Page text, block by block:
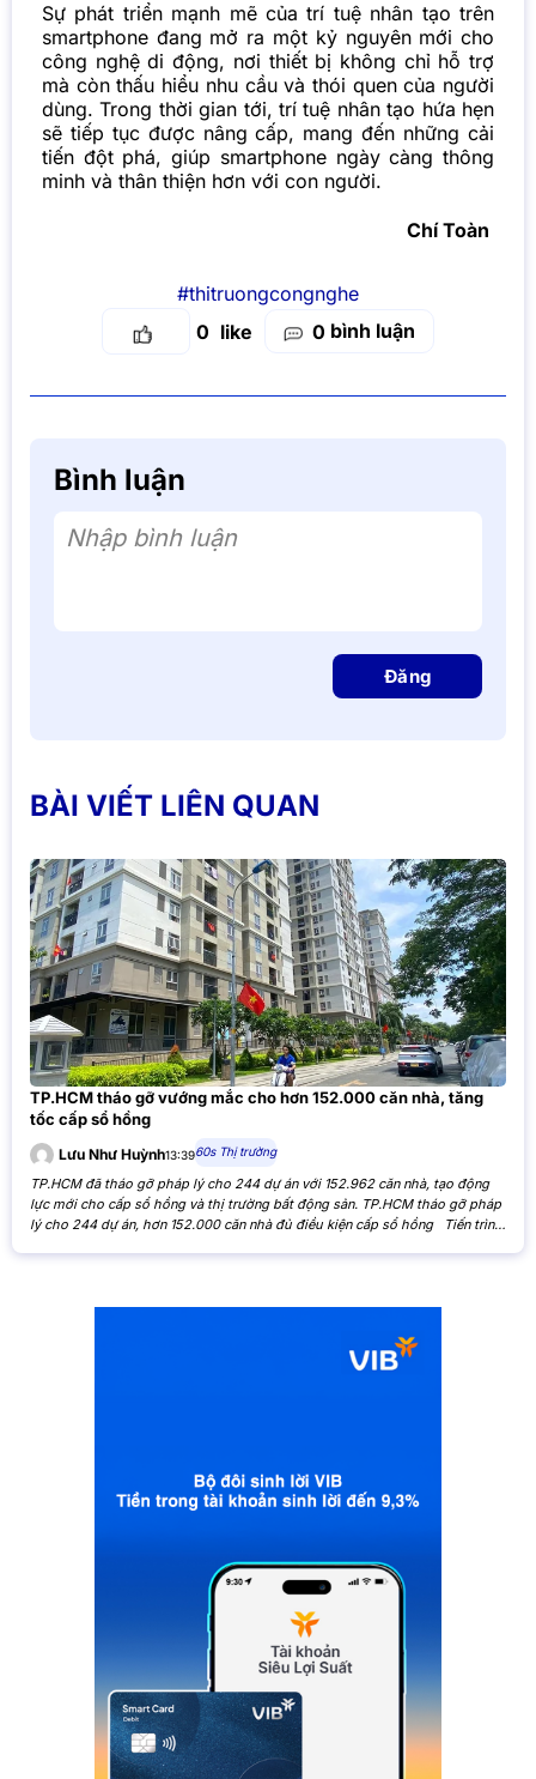
Sự phát triển mạnh mẽ của trí tuệ nhân tạo trên
smartphone đang mở ra một kỷ nguyên mới cho
công nghệ di động, nơi thiết bị không chỉ hỗ trợ
mà còn thấu hiểu nhu cầu và thói quen của người
dùng. Trong thời gian tới, trí tuệ nhân tạo hứa hẹn
sẽ tiếp tục được nâng cấp, mang đến những cải
tiến đột phá, giúp smartphone ngày càng thông
minh và thân thiện hơn với con người.
Chí Toàn
#thitruongcongnghe
0
0 bình luận
Bình luận
Nhập bình luận
Đăng
BÀI VIẾT LIÊN QUAN
TP.HCM tháo gỡ vướng mắc cho hơn 152.000 căn nhà, tăng
tốc cấp sổ hồng
Lưu Như Huỳnh13:3960s Thị trường
TP.HCM đã tháo gỡ pháp lý cho 244 dự án với 152.962 căn nhà, tạo động
lực mới cho cấp sổ hồng và thị trường bất động sản. TP.HCM tháo gỡ pháp
lý cho 244 dự án, hơn 152.000 căn nhà đủ điều kiện cấp sổ hồng Tiến trình